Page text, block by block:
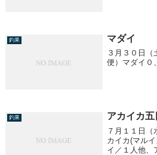
釣果 マダイ
３月３０日
便）マダイ
釣果 アカイカ五
７月１１日
カイカ(マル
イ／１人他、